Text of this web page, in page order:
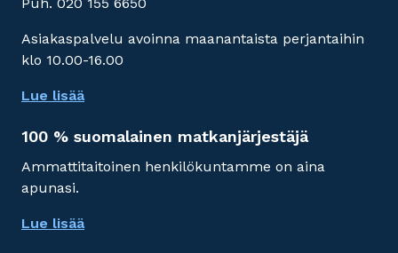
Asiakaspalvelu avoinna maanantaista perjantaihin
klo 10.00-16.00
Lue lisää
100 % suomalainen matkanjärjestäjä
Ammattitaitoinen henkilökuntamme on aina
apunasi.
Lue lisää